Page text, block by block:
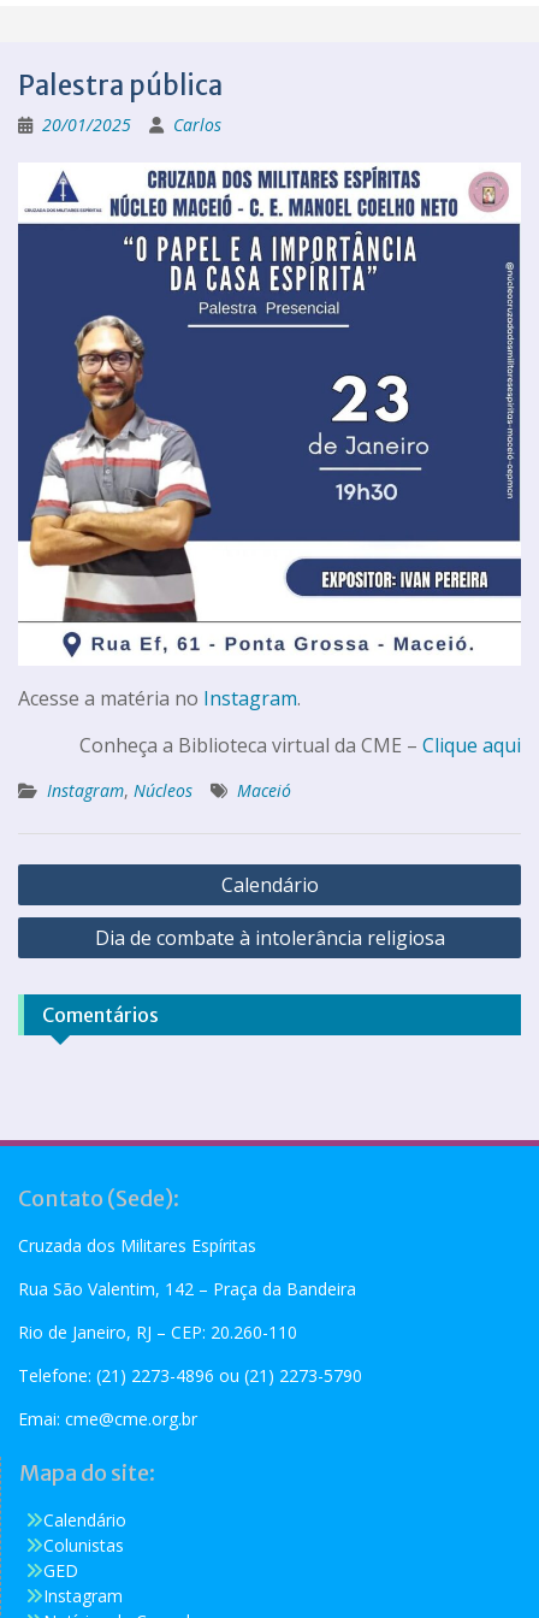
Palestra pública
20/01/2025 Carlos
Acesse a matéria no Instagram.
Conheça a Biblioteca virtual da CME – Clique aqui
Instagram, Núcleos Maceió
Calendário
Dia de combate à intolerância religiosa
Comentários
Contato (Sede):
Cruzada dos Militares Espíritas
Rua São Valentim, 142 – Praça da Bandeira
Rio de Janeiro, RJ – CEP: 20.260-110
Telefone: (21) 2273-4896 ou (21) 2273-5790
Emai: cme@cme.org.br
Mapa do site:
Calendário
Colunistas
GED
Instagram